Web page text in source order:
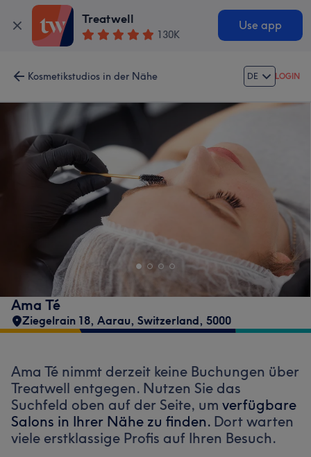
Treatwell
130K
Use app
Kosmetikstudios in der Nähe DE LOGIN
Ama Té
Ziegelrain 18, Aarau, Switzerland, 5000
Ama Té nimmt derzeit keine Buchungen über
Treatwell entgegen. Nutzen Sie das
Suchfeld oben auf der Seite, um verfügbare
Salons in Ihrer Nähe zu finden. Dort warten
viele erstklassige Profis auf Ihren Besuch.